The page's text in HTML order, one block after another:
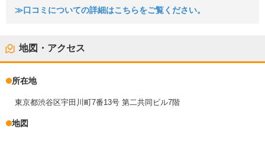
≫口コミについての詳細はこちらをご覧ください。
地図・アクセス
所在地
東京都渋谷区宇田川町7番13号 第二共同ビル7階
地図